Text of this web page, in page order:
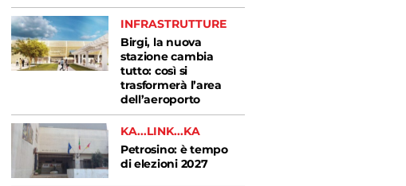
INFRASTRUTTURE
Birgi, la nuova
stazione cambia
tutto: così si
trasformerà l’area
dell’aeroporto
KA...LINK...KA
Petrosino: è tempo
di elezioni 2027